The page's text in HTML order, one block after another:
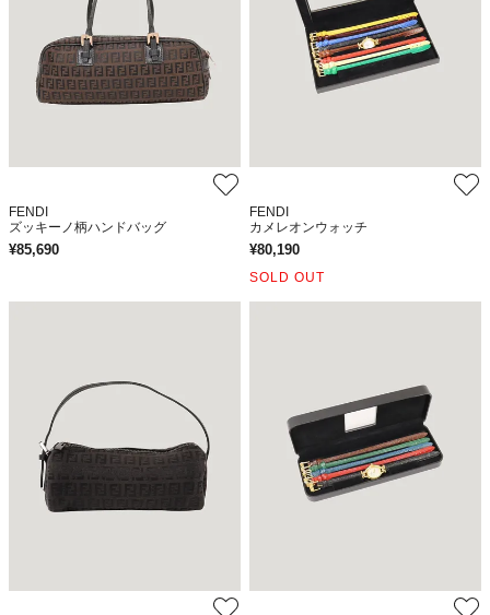
FENDI
ズッキーノ柄ハンドバッグ
¥85,690
FENDI
カメレオンウォッチ
¥80,190
SOLD OUT